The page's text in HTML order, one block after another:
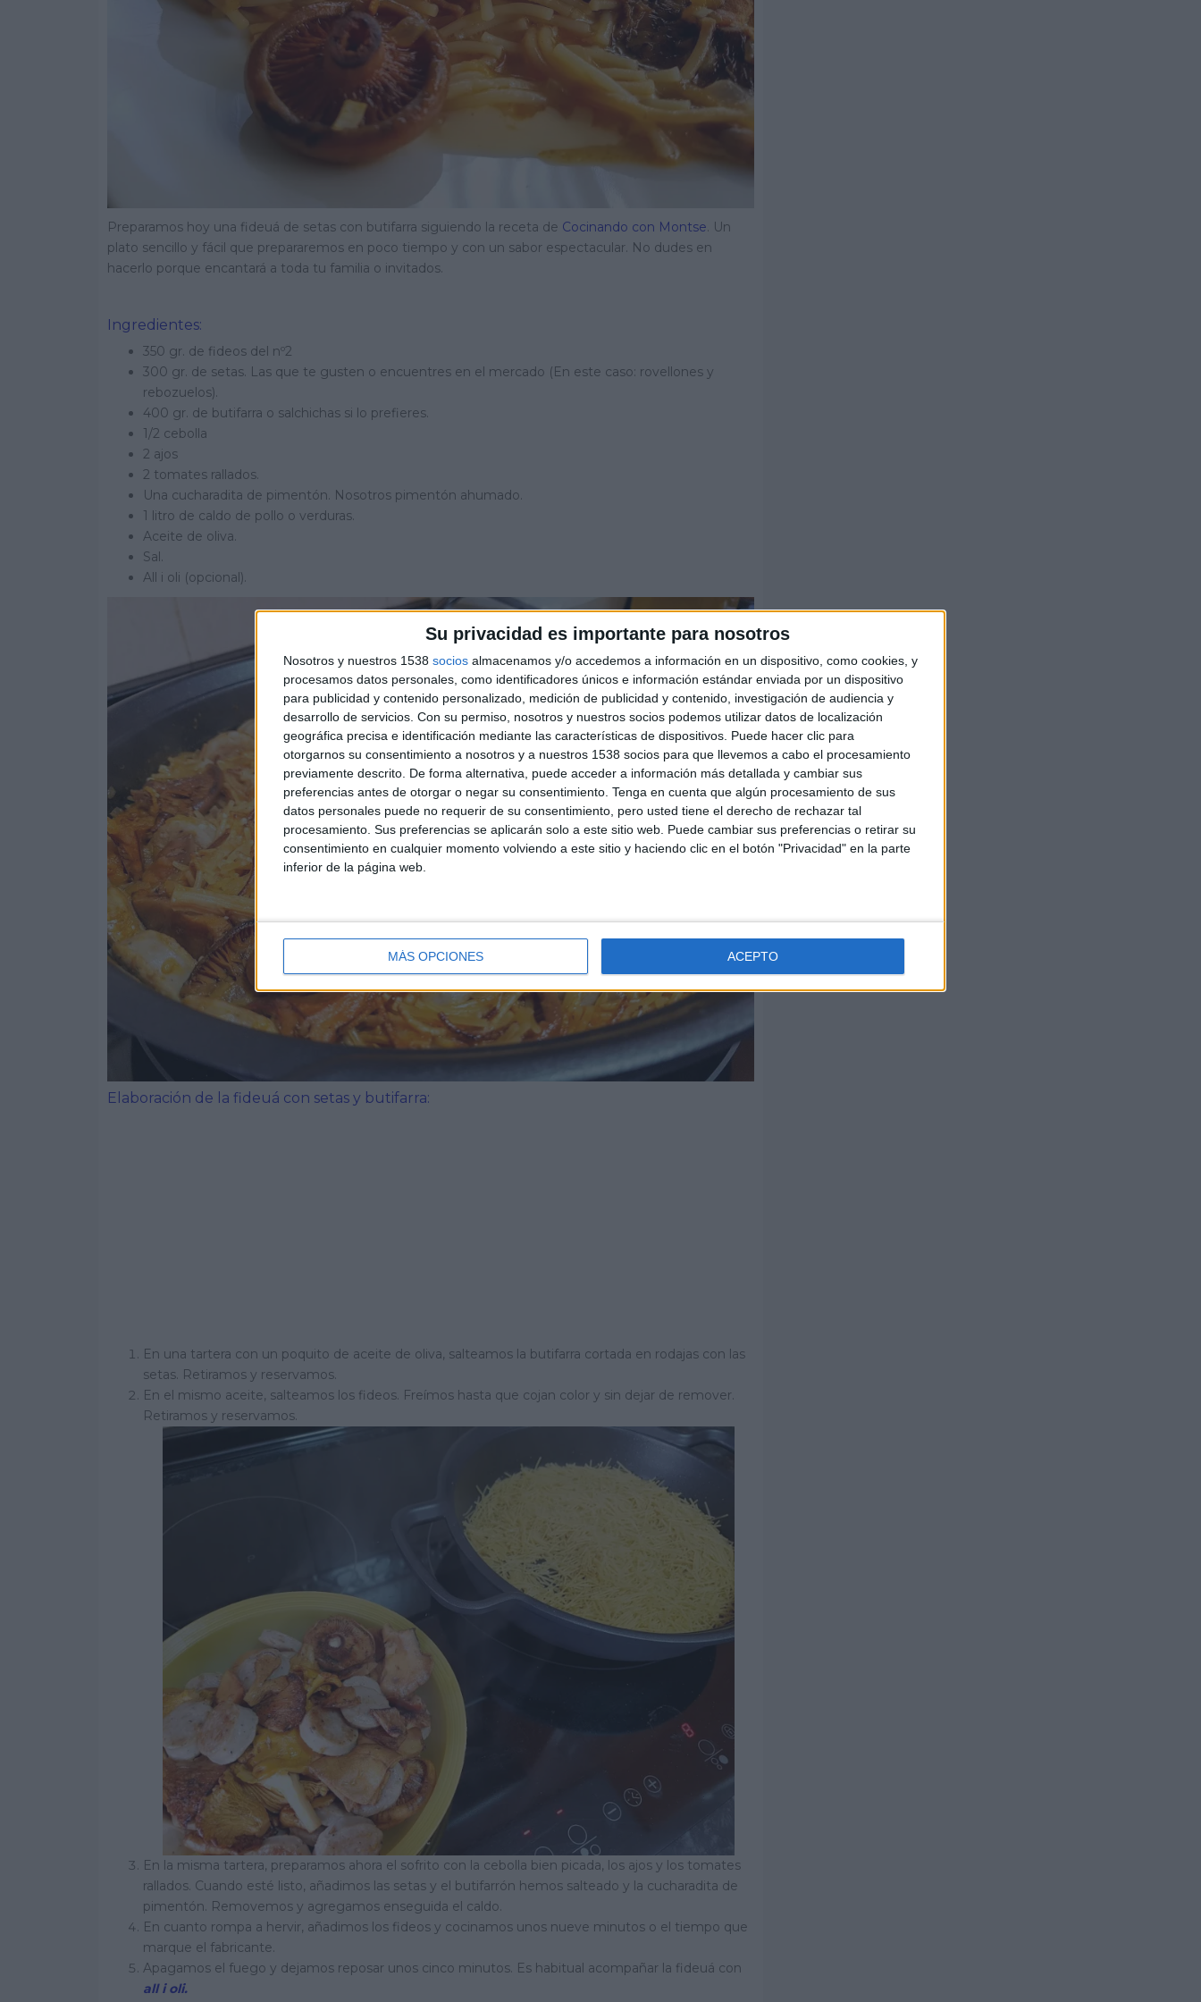
Su privacidad es importante para nosotros
Nosotros y nuestros 1538 socios almacenamos y/o accedemos a información en un dispositivo, como cookies, y
procesamos datos personales, como identificadores únicos e información estándar enviada por un dispositivo
para publicidad y contenido personalizado, medición de publicidad y contenido, investigación de audiencia y
desarrollo de servicios. Con su permiso, nosotros y nuestros socios podemos utilizar datos de localización
geográfica precisa e identificación mediante las características de dispositivos. Puede hacer clic para
otorgarnos su consentimiento a nosotros y a nuestros 1538 socios para que llevemos a cabo el procesamiento
previamente descrito. De forma alternativa, puede acceder a información más detallada y cambiar sus
preferencias antes de otorgar o negar su consentimiento. Tenga en cuenta que algún procesamiento de sus
datos personales puede no requerir de su consentimiento, pero usted tiene el derecho de rechazar tal
procesamiento. Sus preferencias se aplicarán solo a este sitio web. Puede cambiar sus preferencias o retirar su
consentimiento en cualquier momento volviendo a este sitio y haciendo clic en el botón "Privacidad" en la parte
inferior de la página web.
MÁS OPCIONES ACEPTO
Preparamos hoy una fideuá de setas con butifarra siguiendo la receta de Cocinando con Montse . Un
plato sencillo y fácil que prepararemos en poco tiempo y con un sabor espectacular. No dudes en
hacerlo porque encantará a toda tu familia o invitados.
Ingredientes:
350 gr. de fideos del nº2
300 gr. de setas. Las que te gusten o encuentres en el mercado (En este caso: rovellones y
rebozuelos).
400 gr. de butifarra o salchichas si lo prefieres.
1/2 cebolla
2 ajos
2 tomates rallados.
Una cucharadita de pimentón. Nosotros pimentón ahumado.
1 litro de caldo de pollo o verduras.
Aceite de oliva.
Sal.
All i oli (opcional).
Elaboración de la fideuá con setas y butifarra:
En una tartera con un poquito de aceite de oliva, salteamos la butifarra cortada en rodajas con las
setas. Retiramos y reservamos.
En el mismo aceite, salteamos los fideos. Freímos hasta que cojan color y sin dejar de remover.
Retiramos y reservamos.
En la misma tartera, preparamos ahora el sofrito con la cebolla bien picada, los ajos y los tomates
rallados. Cuando esté listo, añadimos las setas y el butifarrón hemos salteado y la cucharadita de
pimentón. Removemos y agregamos enseguida el caldo.
En cuanto rompa a hervir, añadimos los fideos y cocinamos unos nueve minutos o el tiempo que
marque el fabricante.
Apagamos el fuego y dejamos reposar unos cinco minutos. Es habitual acompañar la fideuá con
all i oli.